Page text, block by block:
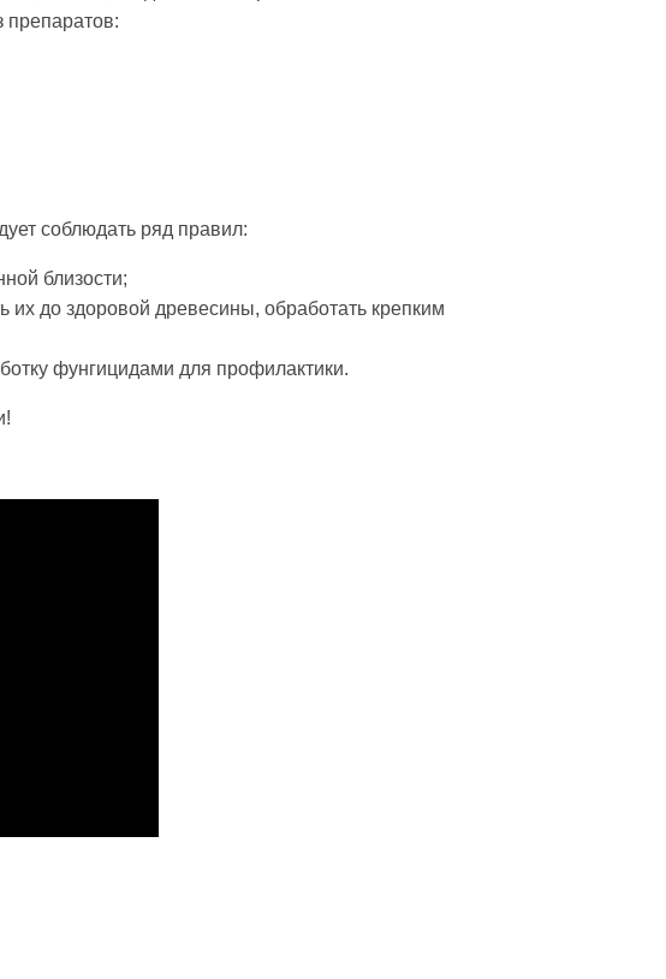
препаратов:
соблюдать ряд правил:
близости;
до здоровой древесины, обработать крепким
фунгицидами для профилактики.